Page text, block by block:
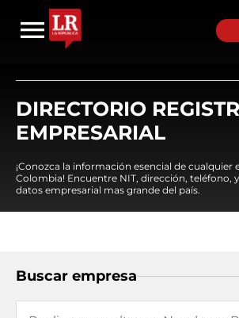
DIRECTORIO
EMPRESARIAL
¡Conozca la información esencial de cualquier
Colombia! Encuentre NIT, dirección, teléfono,
datos empresarial mas grande del país.
Buscar empresa